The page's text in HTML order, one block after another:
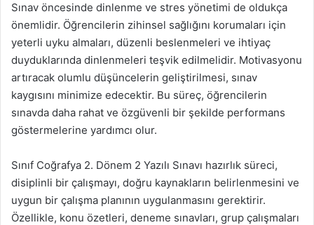
Sınav öncesinde dinlenme ve stres yönetimi de oldukça
önemlidir. Öğrencilerin zihinsel sağlığını korumaları için
yeterli uyku almaları, düzenli beslenmeleri ve ihtiyaç
duyduklarında dinlenmeleri teşvik edilmelidir. Motivasyonu
artıracak olumlu düşüncelerin geliştirilmesi, sınav
kaygısını minimize edecektir. Bu süreç, öğrencilerin
sınavda daha rahat ve özgüvenli bir şekilde performans
göstermelerine yardımcı olur.
Sınıf Coğrafya 2. Dönem 2 Yazılı Sınavı hazırlık süreci,
disiplinli bir çalışmayı, doğru kaynakların belirlenmesini ve
uygun bir çalışma planının uygulanmasını gerektirir.
Özellikle, konu özetleri, deneme sınavları, grup çalışmaları